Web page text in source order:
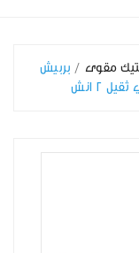
مقوى
بربيش
2 انش